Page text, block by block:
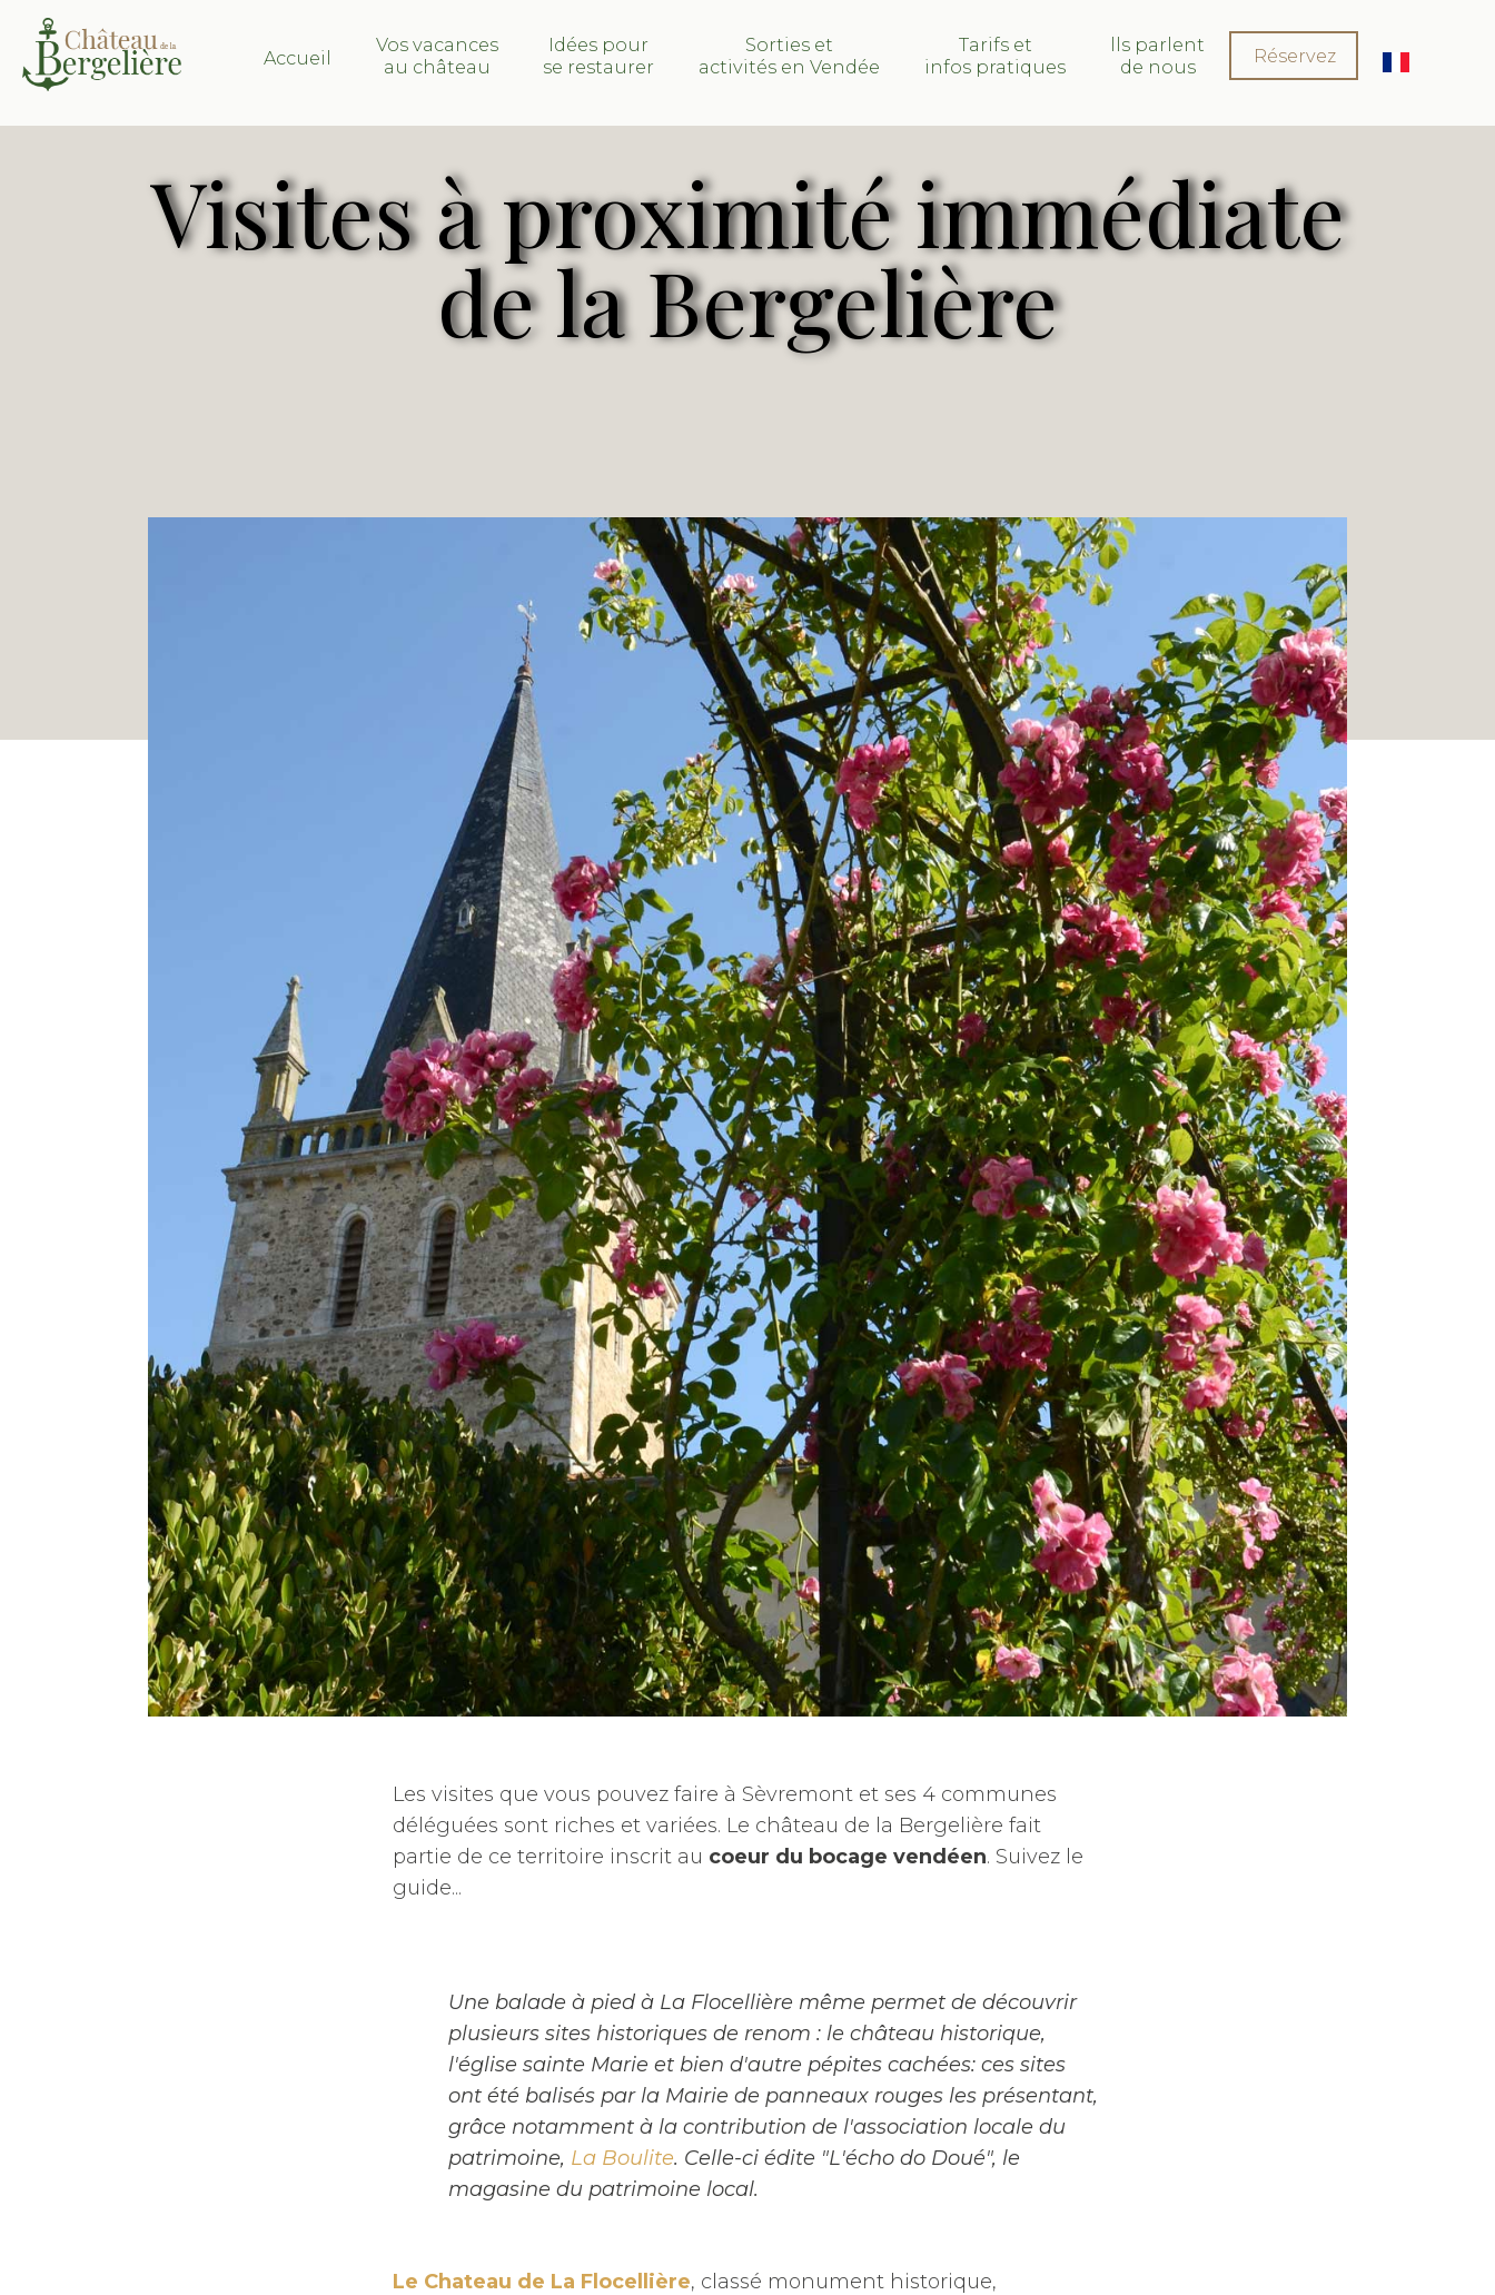
Accueil
Vos vacances
au château
Idées pour
se restaurer
Sorties et
activités en Vendée
Tarifs et
infos pratiques
lls parlent
de nous
Réservez
Visites à proximité immédiate
de la Bergelière
Les visites que vous pouvez faire à Sèvremont et ses 4 communes
déléguées sont riches et variées. Le château de la Bergelière fait
partie de ce territoire inscrit au coeur du bocage vendéen. Suivez le
guide...
Une balade à pied à La Flocellière même permet de découvrir
plusieurs sites historiques de renom : le château historique,
l'église sainte Marie et bien d'autre pépites cachées: ces sites
ont été balisés par la Mairie de panneaux rouges les présentant,
grâce notamment à la contribution de l'association locale du
patrimoine, La Boulite. Celle-ci édite "L'écho do Doué", le
magasine du patrimoine local.
Le Chateau de La Flocellière, classé monument historique,